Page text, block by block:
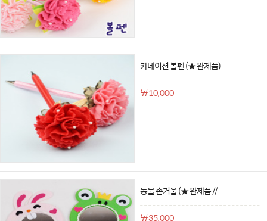
카네이션 볼펜 (★ 완제품) ...
￦10,000
동물 손거울 (★ 완제품 // ...
￦35,000